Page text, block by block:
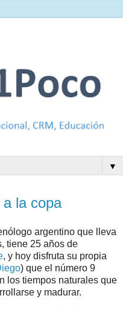
▼
la copa
argentino que lleva
tiene 25 años de
, y hoy disfruta su propia
) que el número 9
los tiempos naturales que
y madurar.